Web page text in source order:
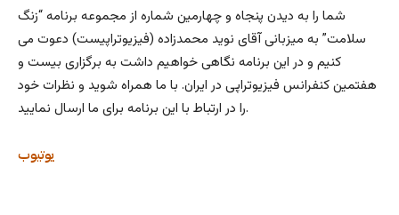
شما را به دیدن پنجاه و چهارمین شماره از مجموعه برنامه “زنگ
سلامت” به میزبانی آقای نوید محمدزاده (فیزیوتراپیست) دعوت می
کنیم و در این برنامه نگاهی خواهیم داشت به برگزاری بیست و
هفتمین کنفرانس فیزیوتراپی در ایران. با ما همراه شوید و نظرات خود
را در ارتباط با این برنامه برای ما ارسال نمایید.
یوتیوب